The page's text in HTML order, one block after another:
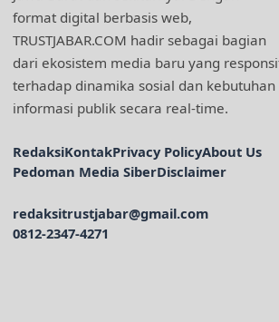
format digital berbasis web,
TRUSTJABAR.COM hadir sebagai bagian
dari ekosistem media baru yang
terhadap dinamika sosial dan kebutuhan
informasi publik secara real-time.
RedaksiKontakPrivacy PolicyAbout Us
Pedoman Media SiberDisclaimer
redaksitrustjabar@gmail.com
0812-2347-4271